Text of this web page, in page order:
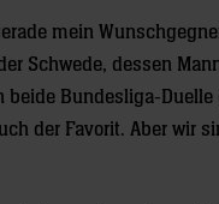
mein
Schwede, dessen
beide Bundesliga-Duelle
der Favorit. Aber wir